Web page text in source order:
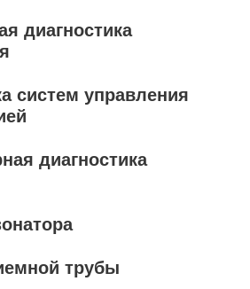
диагностика
систем управления
диагностика
трубы